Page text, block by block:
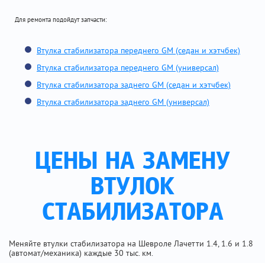
Для ремонта подойдут запчасти:
Втулка стабилизатора переднего GM (седан и хэтчбек)
Втулка стабилизатора переднего GM (универсал)
Втулка стабилизатора заднего GM (седан и хэтчбек)
Втулка стабилизатора заднего GM (универсал)
ЦЕНЫ НА ЗАМЕНУ
ВТУЛОК
СТАБИЛИЗАТОРА
Меняйте втулки стабилизатора на Шевроле Лачетти 1.4, 1.6 и 1.8
(автомат/механика) каждые 30 тыс. км.